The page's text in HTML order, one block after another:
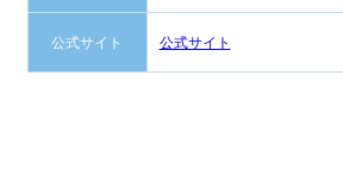
公式サイト 公式サイト